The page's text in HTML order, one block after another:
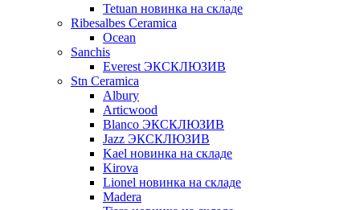
Tetuan новинка на складе
Ribesalbes Ceramica
Ocean
Sanchis
Everest ЭКСКЛЮЗИВ
Stn Ceramica
Albury
Articwood
Blanco ЭКСКЛЮЗИВ
Jazz ЭКСКЛЮЗИВ
Kael новинка на складе
Kirova
Lionel новинка на складе
Madera